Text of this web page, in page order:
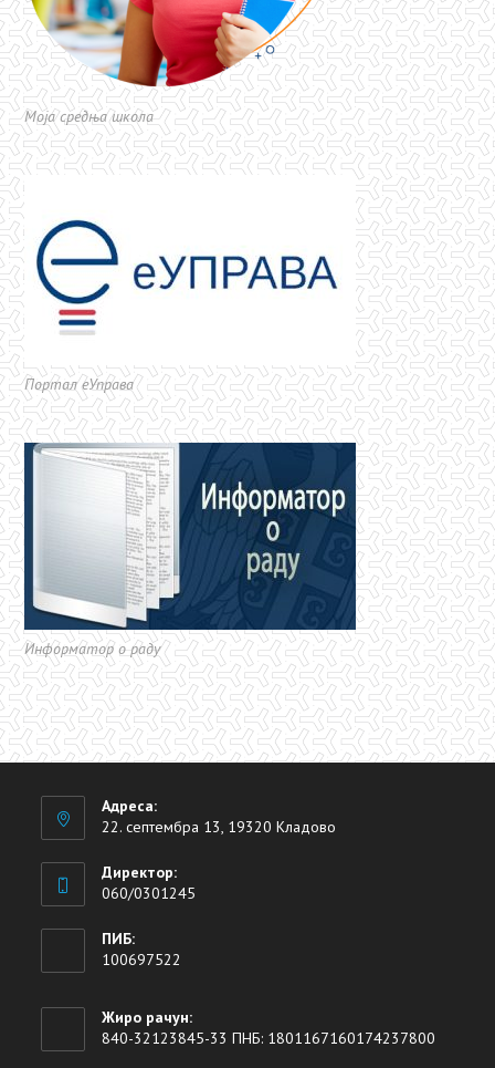
Моја средња школа
Портал еУправа
Информатор о раду
Адреса:
22. септембра 13, 19320 Кладово
Директор:
060/0301245
ПИБ:
100697522
Жиро рачун:
840-32123845-33 ПНБ: 1801167160174237800